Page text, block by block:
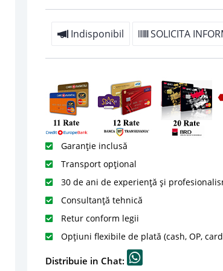
Indisponibil SOLICITA
Garanție inclusă
Transport opțional
30 de ani de experiență și
Consultanță tehnică
Retur conform legii
Opțiuni flexibile de plată (cash, OP,
Distribuie in Chat: